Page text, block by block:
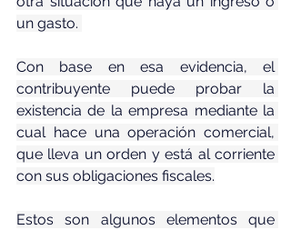
un gasto.
Con base en esa evidencia, el
contribuyente puede probar la
existencia de la empresa mediante la
cual hace una operación comercial,
que lleva un orden y está al corriente
con sus obligaciones fiscales.
Estos son algunos elementos que